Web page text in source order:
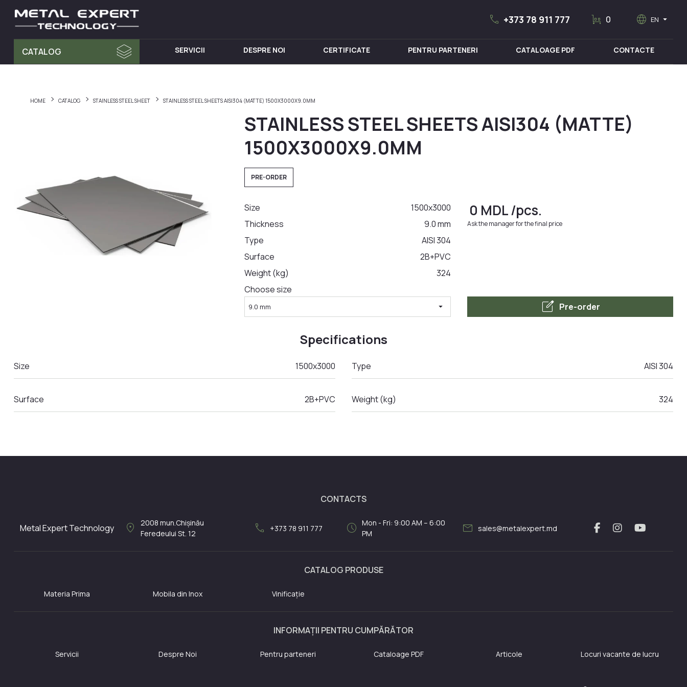
call +373 78 911 777 trolley 0 language EN arrow_drop_down
CATALOG SERVICII DESPRE NOI CERTIFICATE PENTRU PARTENERI CATALOAGE PDF CONTACTE
Accesorii pentru balustrade
Fitinguri
Elemente de fixare și șuruburi
Materiale pentru sudură
Chiuvete din Inox
Dulapuri din Inox
Aparat de distilat
HOME CATALOG STAINLESS STEEL SHEET STAINLESS STEEL SHEETS AISI304 (MATTE) 1500X3000X9.0MM
STAINLESS STEEL SHEETS AISI304 (MATTE)
1500X3000X9.0MM
PRE-ORDER
Size
1500x3000
Thickness
9.0 mm
Type
AISI 304
Surface
2B+PVC
Weight (kg)
324
Choose size
9.0 mm arrow_drop_down
0 MDL/pcs.
Ask the manager for the final price
edit_square Pre-order
Specifications
Size 1500x3000 Type AISI 304
Surface 2B+PVC Weight (kg) 324
CONTACTS
Metal Expert Technology location_on 2008 mun.Chișinău
Feredeului St. 12
call +373 78 911 777 schedule Mon - Fri: 9:00 AM – 6:00
PM
mail sales@metalexpert.md
CATALOG PRODUSE
Materia Prima Mobila din Inox Vinificație
INFORMAȚII PENTRU CUMPĂRĂTOR
Servicii Despre Noi Pentru parteneri Cataloage PDF Articole Locuri vacante de lucru